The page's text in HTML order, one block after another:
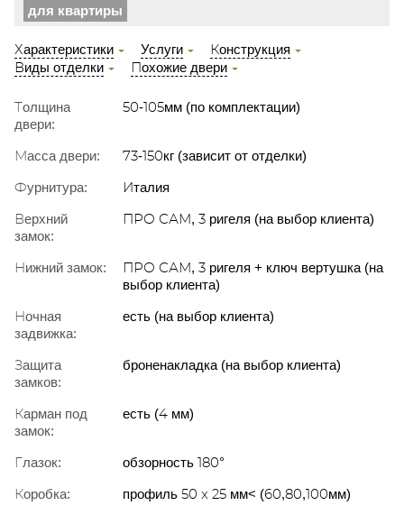
для квартиры
Характеристики Услуги
Конструкция
Виды отделки
Похожие двери
Толщина
двери:
50-105мм (по комплектации)
Масса двери:
73-150кг (зависит от отделки)
Фурнитура:
Италия
Верхний
замок:
ПРО САМ, 3 ригеля (на выбор клиента)
Нижний замок:
ПРО САМ, 3 ригеля + ключ вертушка (на
выбор клиента)
Ночная
задвижка:
есть (на выбор клиента)
Защита
замков:
броненакладка (на выбор клиента)
Карман под
замок:
есть (4 мм)
Глазок:
обзорность 180°
Коробка:
профиль 50 x 25 мм< (60,80,100мм)